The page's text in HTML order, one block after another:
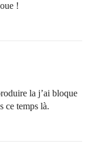
!
la j’ai bloque
ce temps là.